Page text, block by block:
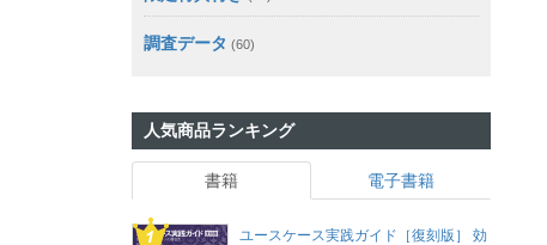
調査データ (60)
人気商品ランキング
書籍 電子書籍
ユースケース実践ガイド［復刻版］ 効